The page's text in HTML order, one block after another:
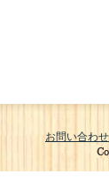
お問い合わせ